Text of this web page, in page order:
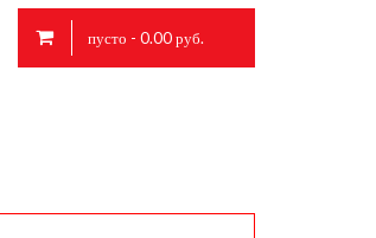
пусто - 0.00 руб.